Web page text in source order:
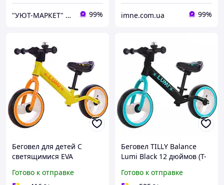
"УЮТ-МАРКЕТ" интернет-магазин 99% imne.com.ua 99%
Беговел для детей С
светящимися EVA
Желтый BALANCE TILLY
Готово к отправке
Беговел TILLY Balance
Lumi Black 12 дюймов (T-
Готово к отправке